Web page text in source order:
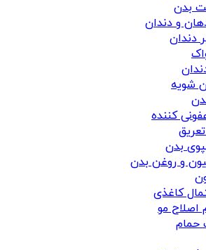
بدن
و دندان
دندان
شویه
کننده
بدن
و روغن بدن
کاغذی
اصلاح مو
حمام